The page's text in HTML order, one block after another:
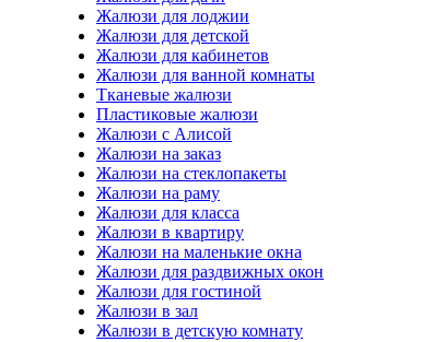
Жалюзи для лоджии
Жалюзи для детской
Жалюзи для кабинетов
Жалюзи для ванной комнаты
Тканевые жалюзи
Пластиковые жалюзи
Жалюзи с Алисой
Жалюзи на заказ
Жалюзи на стеклопакеты
Жалюзи на раму
Жалюзи для класса
Жалюзи в квартиру
Жалюзи на маленькие окна
Жалюзи для раздвижных окон
Жалюзи для гостиной
Жалюзи в зал
Жалюзи в детскую комнату